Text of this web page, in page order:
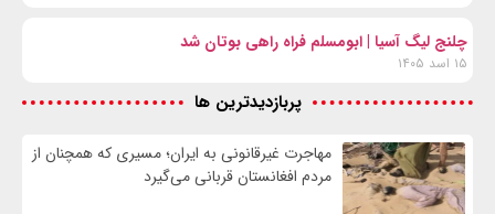
چلنج لیگ آسیا | ابومسلم فراه راهی بوتان شد
۱۵ اسد ۱۴۰۵
پربازدیدترین ها
مهاجرت غیرقانونی به ایران؛ مسیری که همچنان از
مردم افغانستان قربانی می‌گیرد